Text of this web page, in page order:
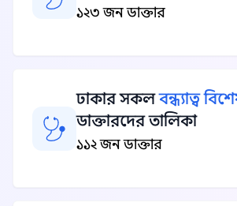
১২৩ জন ডাক্তার
ঢাকার সকলবন্ধ্যাত্ব
ডাক্তারদের তালিকা
১১২ জন ডাক্তার